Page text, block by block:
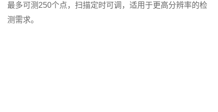
最多可测250个点，扫描定时可调，适用于更高分辨率的检
测需求。